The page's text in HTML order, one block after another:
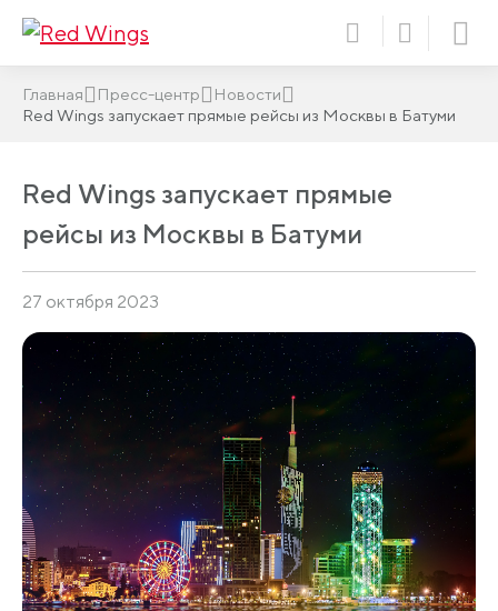
Главная Пресс-центр
Новости
Red Wings запускает прямые рейсы из Москвы в Батуми
Red Wings запускает прямые
рейсы из Москвы в Батуми
27 октября 2023